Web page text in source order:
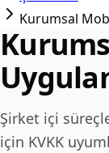
Kurumsal
Şirket içi
için KVKK